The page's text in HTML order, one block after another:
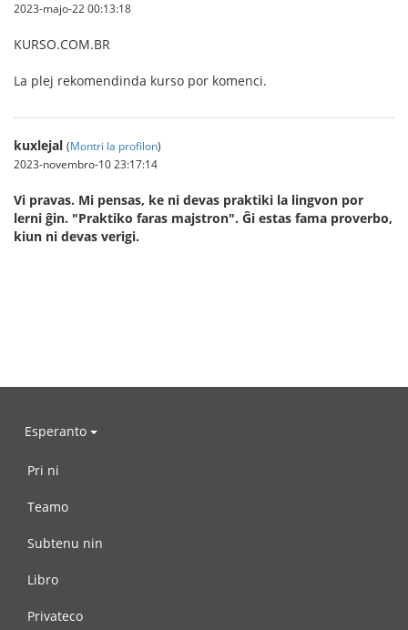
2023-majo-22 00:13:18
KURSO.COM.BR
La plej rekomendinda kurso por komenci.
kuxlejal (Montri la profilon)
2023-novembro-10 23:17:14
Vi pravas. Mi pensas, ke ni devas praktiki la lingvon por
lerni ĝin. "Praktiko faras majstron". Ĝi estas fama proverbo,
kiun ni devas verigi.
Esperanto
Pri ni
Teamo
Subtenu nin
Libro
Privateco